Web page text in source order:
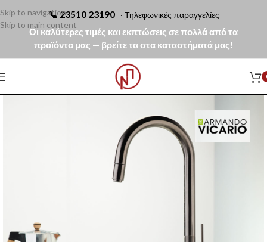
📞23510 23190 · Τηλεφωνικές παραγγελίες
Οι καλύτερες τιμές και εκπτώσεις σε πολλά από τα
προϊόντα μας — βρείτε τα στα καταστήματά μας!
Skip to navigation
Skip to main content